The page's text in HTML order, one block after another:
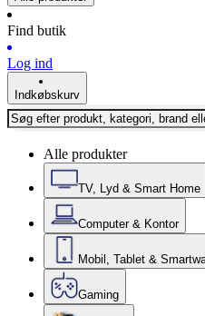
Find butik
Log ind
Indkøbskurv
Alle produkter
TV, Lyd & Smart Home
Computer & Kontor
Mobil, Tablet &
Gaming